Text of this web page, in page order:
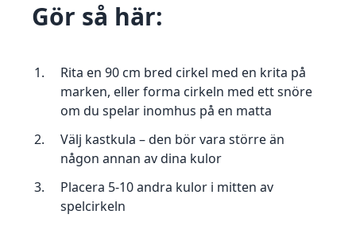
Gör så här:
Rita en 90 cm bred cirkel med en krita på
marken, eller forma cirkeln med ett snöre
om du spelar inomhus på en matta
Välj kastkula – den bör vara större än
någon annan av dina kulor
Placera 5-10 andra kulor i mitten av
spelcirkeln